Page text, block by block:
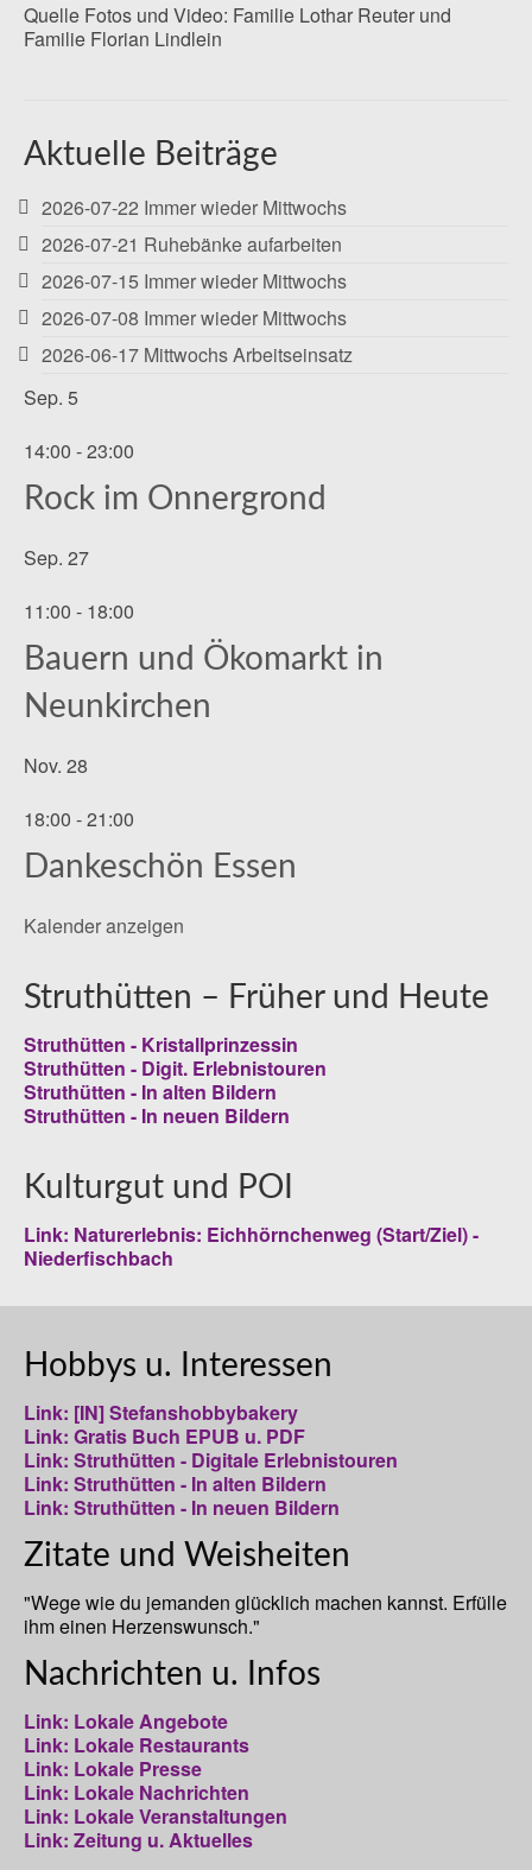
Quelle Fotos und Video: Familie Lothar Reuter und
Familie Florian Lindlein
Aktuelle Beiträge
2026-07-22 Immer wieder Mittwochs
2026-07-21 Ruhebänke aufarbeiten
2026-07-15 Immer wieder Mittwochs
2026-07-08 Immer wieder Mittwochs
2026-06-17 Mittwochs Arbeitseinsatz
Sep. 5
14:00 -23:00
Rock im Onnergrond
Sep. 27
11:00 - 18:00
Bauern und Ökomarkt in
Neunkirchen
Nov. 28
18:00 -21:00
Dankeschön Essen
Kalender anzeigen
Struthütten – Früher und Heute
Struthütten - Kristallprinzessin
Struthütten - Digit. Erlebnistouren
Struthütten - In alten Bildern
Struthütten - In neuen Bildern
Kulturgut und POI
Link: Naturerlebnis: Eichhörnchenweg (Start/Ziel) -
Niederfischbach
Hobbys u. Interessen
Link: [IN] Stefanshobbybakery
Link: Gratis Buch EPUB u. PDF
Link: Struthütten - Digitale Erlebnistouren
Link: Struthütten - In alten Bildern
Link: Struthütten - In neuen Bildern
Zitate und Weisheiten
"Wege wie du jemanden glücklich machen kannst. Erfülle
ihm einen Herzenswunsch."
Nachrichten u. Infos
Link: Lokale Angebote
Link: Lokale Restaurants
Link: Lokale Presse
Link: Lokale Nachrichten
Link: Lokale Veranstaltungen
Link: Zeitung u. Aktuelles